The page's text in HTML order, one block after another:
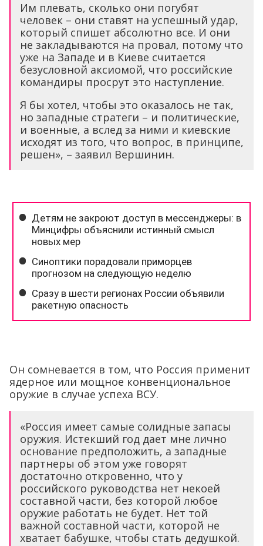
Им плевать, сколько они погубят
человек – они ставят на успешный удар,
который спишет абсолютно все. И они
не закладываются на провал, потому что
уже на Западе и в Киеве считается
безусловной аксиомой, что российские
командиры просрут это наступление.
Я бы хотел, чтобы это оказалось не так,
но западные стратеги – и политические,
и военные, а вслед за ними и киевские
исходят из того, что вопрос, в принципе,
решен», – заявил Вершинин.
Он сомневается в том, что Россия применит
ядерное или мощное конвенциональное
оружие в случае успеха ВСУ.
«Россия имеет самые солидные запасы
оружия. Истекший год дает мне лично
основание предположить, а западные
партнеры об этом уже говорят
достаточно откровенно, что у
российского руководства нет некоей
составной части, без которой любое
оружие работать не будет. Нет той
важной составной части, которой не
хватает бабушке, чтобы стать дедушкой.